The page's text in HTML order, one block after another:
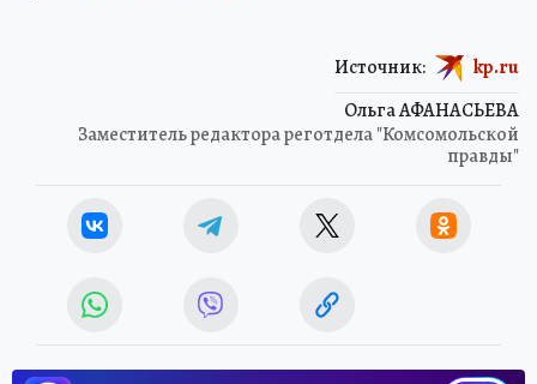
Ольга АФАНАСЬЕВА
Заместитель редактора реготдела "Комсомольской
правды"
Источник: kp.ru